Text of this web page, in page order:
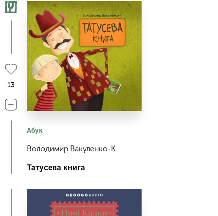
Абук
Володимир Вакуленко-К
Татусева книга
13